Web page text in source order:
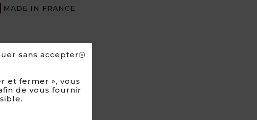
sans accepter
et fermer », vous
de vous fournir
MADE IN FRANCE